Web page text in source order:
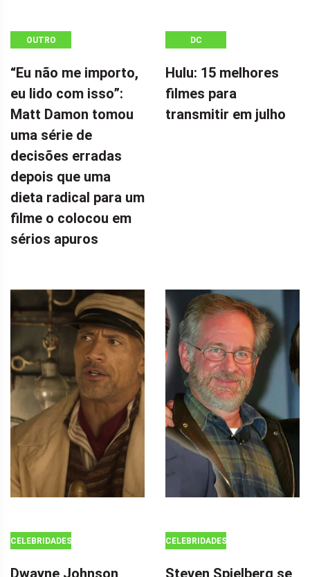
OUTRO
“Eu não me importo,
eu lido com isso”:
Matt Damon tomou
uma série de
decisões erradas
depois que uma
dieta radical para um
filme o colocou em
sérios apuros
DC
Hulu: 15 melhores
filmes para
transmitir em julho
CELEBRIDADES
Dwayne Johnson
CELEBRIDADES
Steven Spielberg se